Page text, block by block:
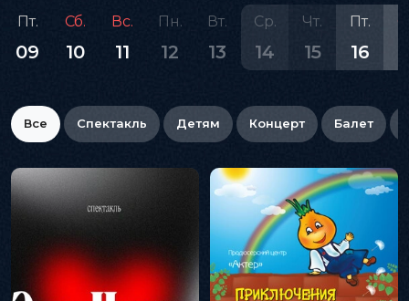
Пт.
09
Сб.
10
Вс.
11
Пн.
12
Вт.
13
Ср.
14
Чт.
15
Пт.
16
Все Спектакль Детям Концерт Балет